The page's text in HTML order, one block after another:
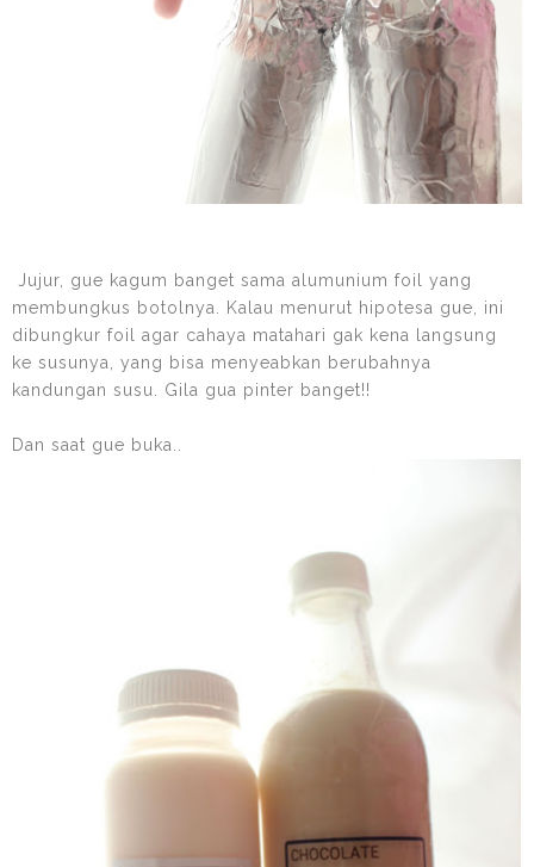
Jujur, gue kagum banget sama alumunium foil yang
membungkus botolnya. Kalau menurut hipotesa gue, ini
dibungkur foil agar cahaya matahari gak kena langsung
ke susunya, yang bisa menyeabkan berubahnya
kandungan susu. Gila gua pinter banget!!
Dan saat gue buka..